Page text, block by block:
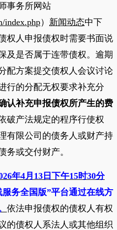
事务所网站
index.php） 新闻动态中下
权人申报债权时需要书面说
及是否属于连带债权。逾期
配方案提交债权人会议讨论
行的分配无权要求补充分
认补充申报债权所产生的费
破产法规定的程序行使权
有限公司 的债务人或财产持
务或交付财产。
26年4月 13 日 下午15时30分
服务全国版”平台通过在线方
依法申报债权的债权人有权
的债权人系法人或其他组织